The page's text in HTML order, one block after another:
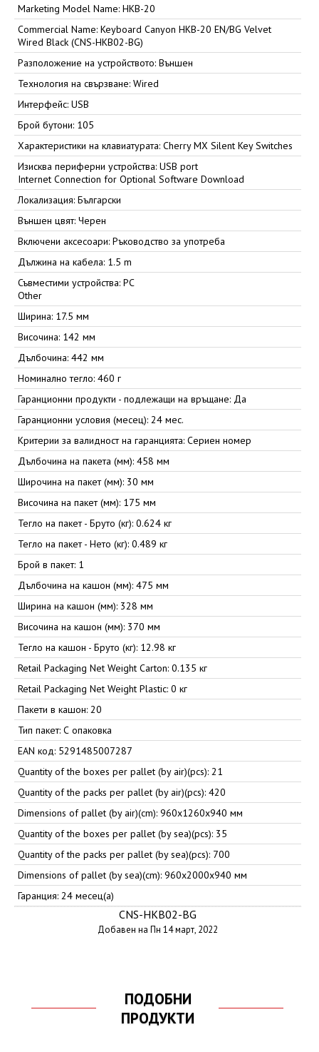
Marketing Model Name: HKB-20
Commercial Name: Keyboard Canyon HKB-20 EN/BG Velvet
Wired Black (CNS-HKB02-BG)
Разположение на устройството: Външен
Технология на свързване: Wired
Интерфейс: USB
Брой бутони: 105
Характеристики на клавиатурата: Cherry MX Silent Key Switches
Изисква периферни устройства: USB port
Internet Connection for Optional Software Download
Локализация: Български
Външен цвят: Черен
Включени аксесоари: Ръководство за употреба
Дължина на кабела: 1.5 m
Съвместими устройства: PC
Other
Ширина: 17.5 мм
Височина: 142 мм
Дълбочина: 442 мм
Номинално тегло: 460 г
Гаранционни продукти - подлежащи на връщане: Да
Гаранционни условия (месец): 24 мес.
Критерии за валидност на гаранцията: Сериен номер
Дълбочина на пакета (мм): 458 мм
Широчина на пакет (мм): 30 мм
Височина на пакет (мм): 175 мм
Тегло на пакет - Бруто (кг): 0.624 кг
Тегло на пакет - Нето (кг): 0.489 кг
Брой в пакет: 1
Дълбочина на кашон (мм): 475 мм
Ширина на кашон (мм): 328 мм
Височина на кашон (мм): 370 мм
Тегло на кашон - Бруто (кг): 12.98 кг
Retail Packaging Net Weight Carton: 0.135 кг
Retail Packaging Net Weight Plastic: 0 кг
Пакети в кашон: 20
Тип пакет: С опаковка
EAN код: 5291485007287
Quantity of the boxes per pallet (by air)(pcs): 21
Quantity of the packs per pallet (by air)(pcs): 420
Dimensions of pallet (by air)(cm): 960x1260x940 мм
Quantity of the boxes per pallet (by sea)(pcs): 35
Quantity of the packs per pallet (by sea)(pcs): 700
Dimensions of pallet (by sea)(cm): 960x2000x940 мм
Гаранция: 24 месец(а)
CNS-HKB02-BG
Добавен на Пн 14 март, 2022
ПОДОБНИ
ПРОДУКТИ